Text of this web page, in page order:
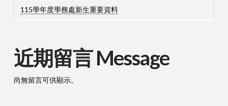
115學年度學務處新生重要資料
近期留言 Message
尚無留言可供顯示。